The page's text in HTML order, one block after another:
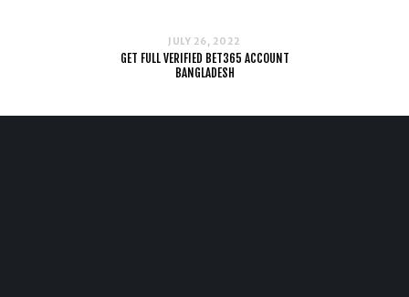
JULY 26, 2022
GET FULL VERIFIED BET365 ACCOUNT
BANGLADESH